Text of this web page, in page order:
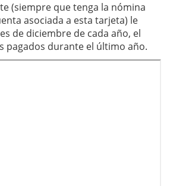
(siempre que tenga la nómina
asociada a esta tarjeta) le
de diciembre de cada año, el
pagados durante el último año.